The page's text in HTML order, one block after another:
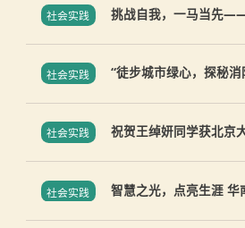
社会实践
挑战自我，一马当先
社会实践
“徒步城市绿心，探秘消
社会实践
祝贺王绰妍同学获北京
社会实践
智慧之光，点亮生涯 华